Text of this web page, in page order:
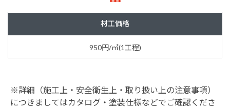
材工価格
950円/㎡(1工程)
※詳細（施工上・安全衛生上・取り扱い上の注意事項）
につきましてはカタログ・塗装仕様などでご確認くださ